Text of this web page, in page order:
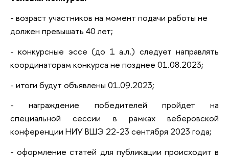
- возраст участников на момент подачи работы не
должен превышать 40 лет;
- конкурсные эссе (до 1 а.л.) следует направлять
координаторам конкурса не позднее 01.08.2023;
- итоги будут объявлены 01.09.2023;
- награждение победителей пройдет на
специальной сессии в рамках веберовской
конференции НИУ ВШЭ 22-23 сентября 2023 года;
- оформление статей для публикации происходит в